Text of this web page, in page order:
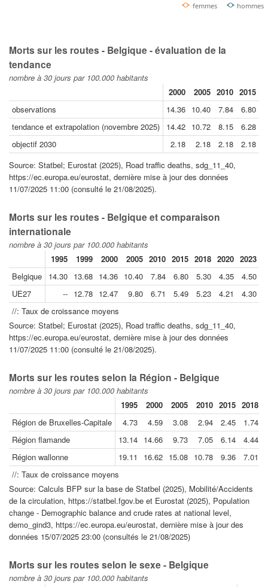
femmes hommes
Morts sur les routes - Belgique - évaluation de la
tendance
nombre à 30 jours par 100.000 habitants
2000
2005 2010 2015
observations
14.36 10.40 7.84 6.80
tendance et extrapolation (novembre 2025)
14.42 10.72 8.15 6.28
objectif 2030
2.18 2.18 2.18 2.18
Source: Statbel; Eurostat (2025), Road traffic deaths, sdg_11_40,
https://ec.europa.eu/eurostat, dernière mise à jour des données
11/07/2025 11:00 (consulté le 21/08/2025).
Morts sur les routes - Belgique et comparaison
internationale
nombre à 30 jours par 100.000 habitants
1995
1999 2000 2005 2010 2015 2018 2020 2023
Belgique
14.30 13.68 14.36 10.40 7.84 6.80 5.30 4.35
4.50
UE27
-- 12.78 12.47 9.80 6.71 5.49 5.23 4.21
4.30
//: Taux de croissance moyens
Source: Statbel; Eurostat (2025), Road traffic deaths, sdg_11_40,
https://ec.europa.eu/eurostat, dernière mise à jour des données
11/07/2025 11:00 (consulté le 21/08/2025).
Morts sur les routes selon la Région - Belgique
nombre à 30 jours par 100.000 habitants
1995
2000 2005 2010 2015 2018
Région de Bruxelles-Capitale
4.73 4.59 3.08 2.94 2.45 1.74
Région flamande
13.14 14.66 9.73 7.05 6.14 4.44
Région wallonne
19.11 16.62 15.08 10.78 9.36 7.01
//: Taux de croissance moyens
Source: Calculs BFP sur la base de Statbel (2025), Mobilité/Accidents
de la circulation, https://statbel.fgov.be et Eurostat (2025), Population
change - Demographic balance and crude rates at national level,
demo_gind3, https://ec.europa.eu/eurostat, dernière mise à jour des
données 15/07/2025 23:00 (consultés le 21/08/2025)
Morts sur les routes selon le sexe - Belgique
nombre à 30 jours par 100.000 habitants